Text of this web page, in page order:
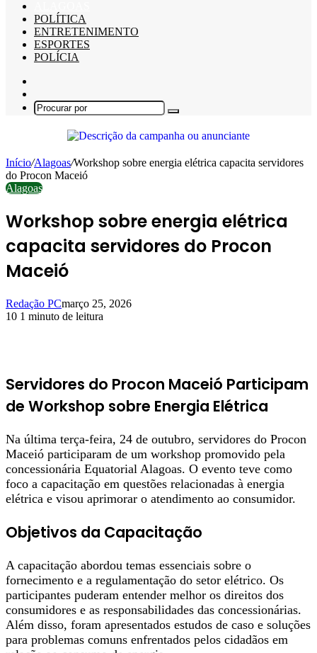
POLÍTICA
ENTRETENIMENTO
ESPORTES
POLÍCIA
skin
Procurar
Início/Alagoas/Workshop sobre energia elétrica capacita servidores
do Procon Maceió
Alagoas
Workshop sobre energia elétrica
capacita servidores do Procon
Maceió
Redação PCmarço 25, 2026
10 1 minuto de leitura
Servidores do Procon Maceió Participam
de Workshop sobre Energia Elétrica
Na última terça-feira, 24 de outubro, servidores do Procon
Maceió participaram de um workshop promovido pela
concessionária Equatorial Alagoas. O evento teve como
foco a capacitação em questões relacionadas à energia
elétrica e visou aprimorar o atendimento ao consumidor.
Objetivos da Capacitação
A capacitação abordou temas essenciais sobre o
fornecimento e a regulamentação do setor elétrico. Os
participantes puderam entender melhor os direitos dos
consumidores e as responsabilidades das concessionárias.
Além disso, foram apresentados estudos de caso e soluções
para problemas comuns enfrentados pelos cidadãos em